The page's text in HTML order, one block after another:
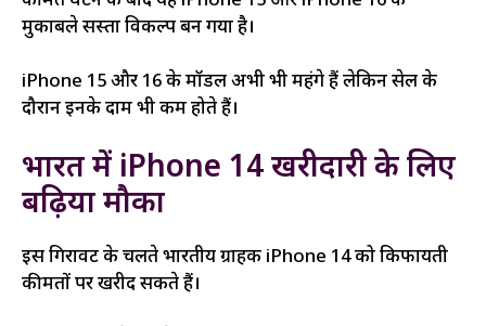
मुकाबले सस्ता विकल्प बन गया है।
iPhone 15 और 16 के मॉडल अभी भी महंगे हैं लेकिन सेल के
दौरान इनके दाम भी कम होते हैं।
भारत में iPhone 14 खरीदारी के लिए
बढ़िया मौका
इस गिरावट के चलते भारतीय ग्राहक iPhone 14 को किफायती
कीमतों पर खरीद सकते हैं।